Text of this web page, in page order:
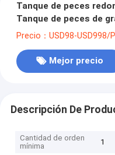
Tanque de peces
Tanque de peces de
piscifactoría
Precio：USD98-USD998/
Mejor precio
Descripción De
Cantidad de orden
mínima
1